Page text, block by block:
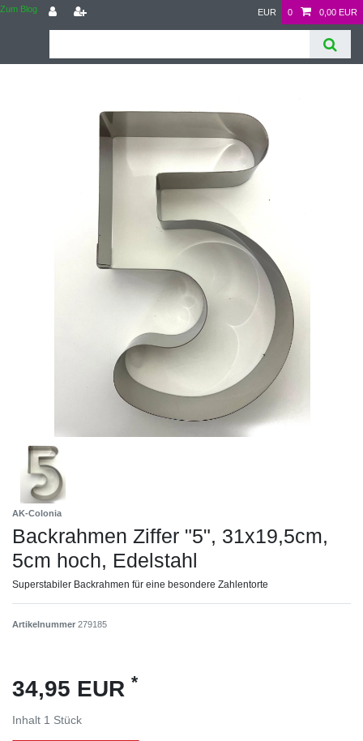
Zum Blog EUR 0 0,00 EUR
AK-Colonia
Backrahmen Ziffer "5", 31x19,5cm,
5cm hoch, Edelstahl
Superstabiler Backrahmen für eine besondere Zahlentorte
Artikelnummer 279185
34,95 EUR *
Inhalt 1 Stück